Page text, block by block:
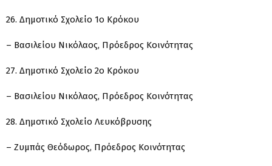
26. Δημοτικό Σχολείο 1ο Κρόκου
– Βασιλείου Νικόλαος, Πρόεδρος Κοινότητας
27. Δημοτικό Σχολείο 2ο Κρόκου
– Βασιλείου Νικόλαος, Πρόεδρος Κοινότητας
28. Δημοτικό Σχολείο Λευκόβρυσης
– Ζυμπάς Θεόδωρος, Πρόεδρος Κοινότητας